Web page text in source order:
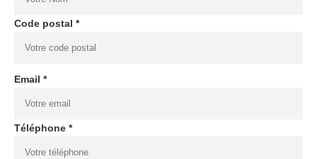
Code postal *
Email *
Téléphone *